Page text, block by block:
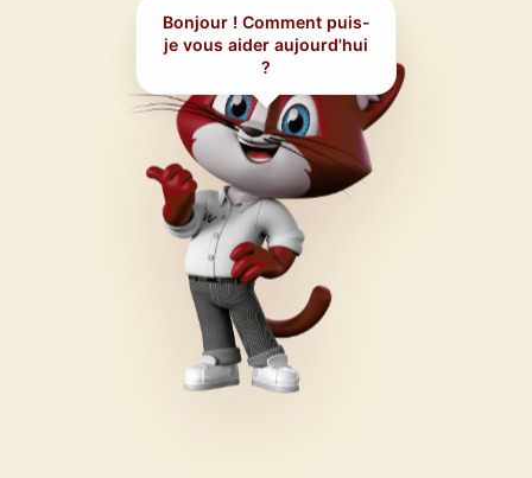
Bonjour ! Comment puis-
je vous aider aujourd'hui
?